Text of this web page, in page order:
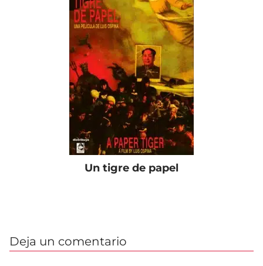
Un tigre de papel
Deja un comentario